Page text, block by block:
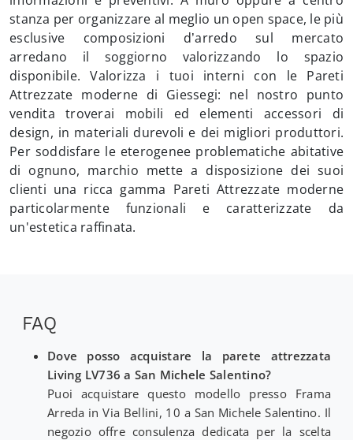
stanza per organizzare al meglio un open space, le più
esclusive composizioni d’arredo sul mercato
arredano il soggiorno valorizzando lo spazio
disponibile. Valorizza i tuoi interni con le Pareti
Attrezzate moderne di Giessegi: nel nostro punto
vendita troverai mobili ed elementi accessori di
design, in materiali durevoli e dei migliori produttori.
Per soddisfare le eterogenee problematiche abitative
di ognuno, marchio mette a disposizione dei suoi
clienti una ricca gamma Pareti Attrezzate moderne
particolarmente funzionali e caratterizzate da
un'estetica raffinata.
FAQ
Dove posso acquistare la parete attrezzata
Living LV736 a San Michele Salentino?
Puoi acquistare questo modello presso Frama
Arreda in Via Bellini, 10 a San Michele Salentino. Il
negozio offre consulenza dedicata per la scelta